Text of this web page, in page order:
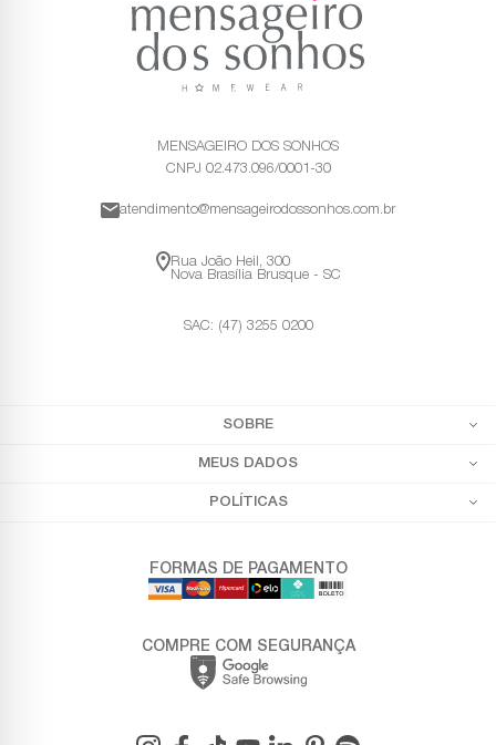
MENSAGEIRO DOS SONHOS
CNPJ 02.473.096/0001-30
atendimento@mensageirodossonhos.com.br
Rua João Heil, 300
Nova Brasília Brusque - SC
SAC: (47) 3255 0200
SOBRE
MEUS DADOS
POLÍTICAS
FORMAS DE PAGAMENTO
COMPRE COM SEGURANÇA